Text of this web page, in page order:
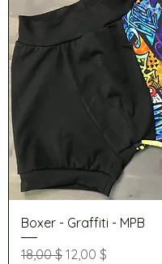
Boxer - Graffiti - MPB
Prix original
18,00 $ Prix promotionnel
12,00 $